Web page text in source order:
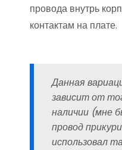
провода внутрь
контактам на плате.
Данная
зависит от
наличии (мне
провод
использовал